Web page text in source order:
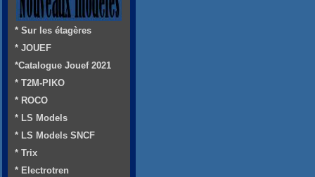
* Sur les étagères
* JOUEF
*Catalogue Jouef 2021
* T2M-PIKO
* ROCO
* LS Models
* LS Models SNCF
* Trix
* Electrotren